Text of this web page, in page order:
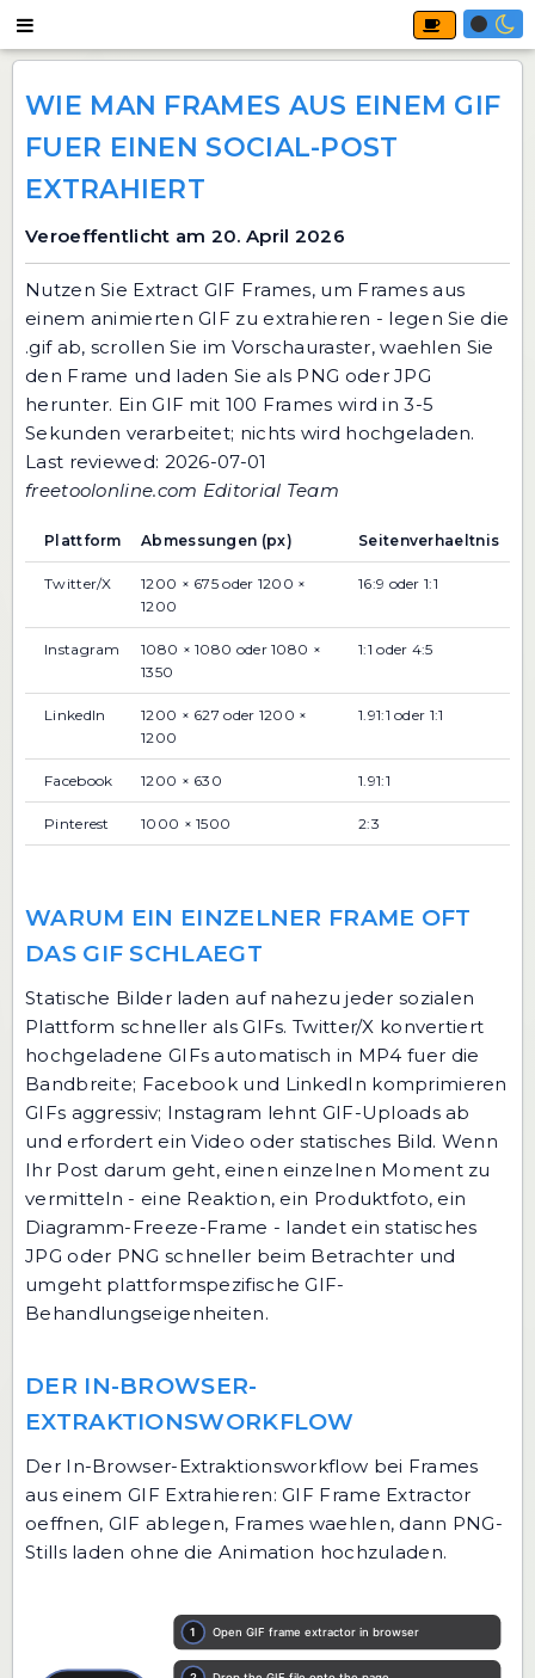
WIE MAN FRAMES AUS EINEM GIF
FUER EINEN SOCIAL-POST
EXTRAHIERT
Veroeffentlicht am 20. April 2026
Nutzen Sie Extract GIF Frames, um Frames aus
einem animierten GIF zu extrahieren - legen Sie die
.gif ab, scrollen Sie im Vorschauraster, waehlen Sie
den Frame und laden Sie als PNG oder JPG
herunter. Ein GIF mit 100 Frames wird in 3-5
Sekunden verarbeitet; nichts wird hochgeladen.
Last reviewed: 2026-07-01
freetoolonline.com Editorial Team
Plattform Abmessungen (px) Seitenverhaeltnis
Twitter/X
1200 × 675 oder 1200 ×
1200
16:9 oder 1:1
Instagram
1080 × 1080 oder 1080 ×
1350
1:1 oder 4:5
LinkedIn
1200 × 627 oder 1200 ×
1200
1.91:1 oder 1:1
Facebook 1200 × 630 1.91:1
Pinterest 1000 × 1500 2:3
WARUM EIN EINZELNER FRAME OFT
DAS GIF SCHLAEGT
Statische Bilder laden auf nahezu jeder sozialen
Plattform schneller als GIFs. Twitter/X konvertiert
hochgeladene GIFs automatisch in MP4 fuer die
Bandbreite; Facebook und LinkedIn komprimieren
GIFs aggressiv; Instagram lehnt GIF-Uploads ab
und erfordert ein Video oder statisches Bild. Wenn
Ihr Post darum geht, einen einzelnen Moment zu
vermitteln - eine Reaktion, ein Produktfoto, ein
Diagramm-Freeze-Frame - landet ein statisches
JPG oder PNG schneller beim Betrachter und
umgeht plattformspezifische GIF-
Behandlungseigenheiten.
DER IN-BROWSER-
EXTRAKTIONSWORKFLOW
Der In-Browser-Extraktionsworkflow bei Frames
aus einem GIF Extrahieren: GIF Frame Extractor
oeffnen, GIF ablegen, Frames waehlen, dann PNG-
Stills laden ohne die Animation hochzuladen.